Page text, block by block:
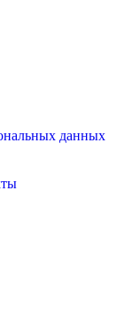
данных